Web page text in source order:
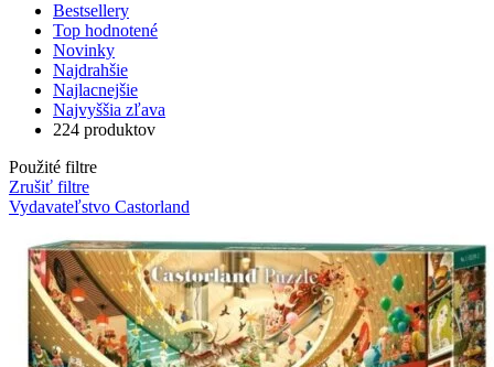
Bestsellery
Top hodnotené
Novinky
Najdrahšie
Najlacnejšie
Najvyššia zľava
224 produktov
Použité filtre
Zrušiť filtre
Vydavateľstvo Castorland